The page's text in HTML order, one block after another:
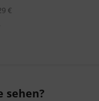
€
sehen?